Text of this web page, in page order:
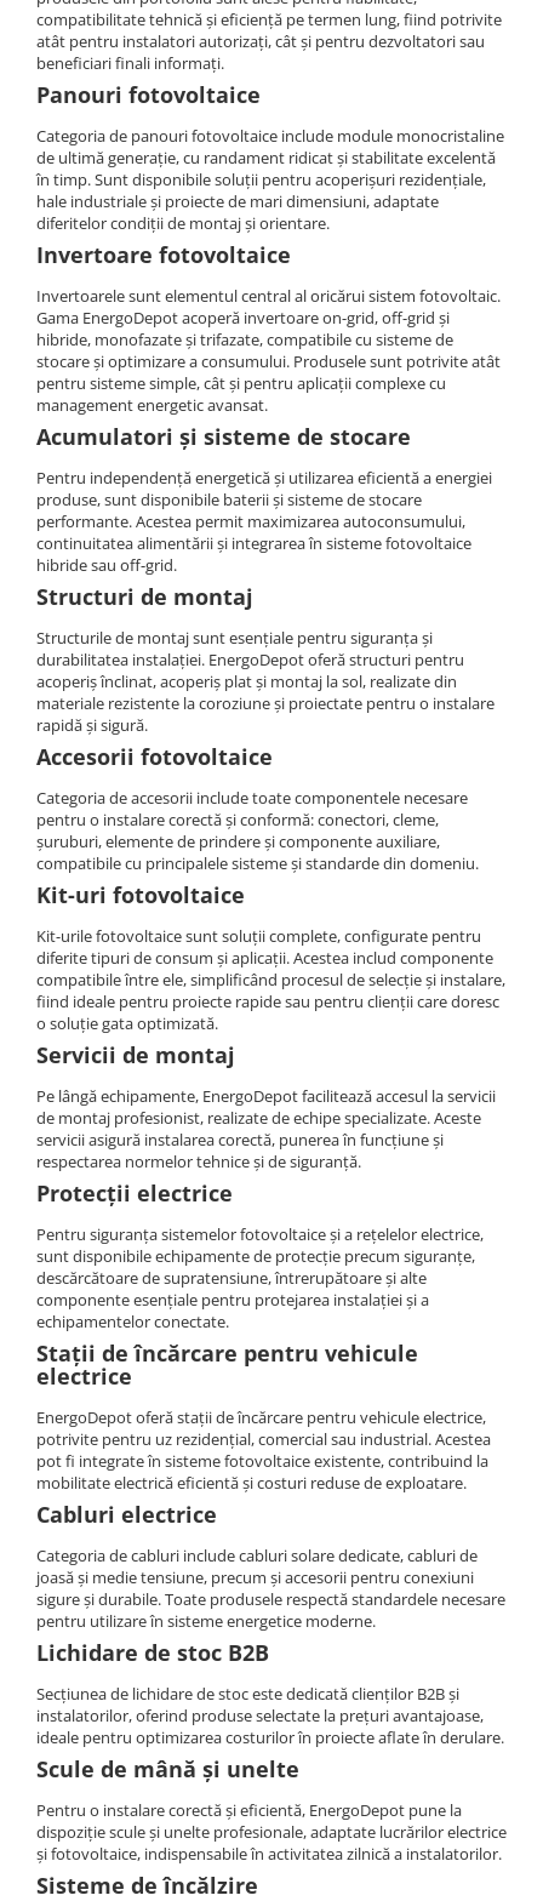
Invertoare on-grid Sungrow
Statii de reincarcare Sungrow
Victron Energy
MPPT
Accesorii Victron
Acumulatori Victron
Invertor Hibrid - Off Grid
Statii de reincarcare Victron
HV
US
SMA
Sungrow
SBH
SBR battery
SBS
Accesorii stocare
Cabluri aluminiu coaxial
bransament
Cabluri aluminiu nearmat
Cabluri aluminiu tip Enel
Cabluri aluminiu torsadat/aerian
Cabluri energie joasa tensiune -
cupru
Cabluri cupru armat
Cabluri cupru coaxial bransament
Cabluri cupru flexibil
Cabluri cupru nearmat
Cabluri cupru rezistente la foc
Cabluri flexibile
Cabluri flexibile plate
Cabluri medie tensiune aluminiu
Cabluri optice
Cabluri semnalizare si control
Cabluri speciale
Conductori flexibili cupru
Conductori rigizi
Conductori rigizi cupru
Cabluri alarma
Cabluri semnalizare incendiu
Cabluri semnalizare si control
ecranate
Cutie ABS modulara
Doze
Doze aparat
Jgheab metalic perforat
Jgheab tip sarma
Tablou metalic
Tablou organizare santier echipat
Tablou organizare santier necablat
Tub flexibil
Tub flexibil dublu perete (corugata)
Tub flexibil metalic
Intrerupatoare automate
AFDD
Intrerupatoare automate de putere
diferentiale
Intrerupatoare automate modulare
Separator sarcina
Separator fuzibil
Separator fuzibil aplicatii
fotovoltaice
Sigurante fuzibile
Aplica LED
Corpuri solare
Corpuri solare decorative
Instalatii sarbatori
Lanterne
Stalpi de iluminat
compatibilitate tehnică și eficiență pe termen lung, fiind potrivite
atât pentru instalatori autorizați, cât și pentru dezvoltatori sau
beneficiari finali informați.
Panouri fotovoltaice
Categoria de panouri fotovoltaice include module monocristaline
de ultimă generație, cu randament ridicat și stabilitate excelentă
în timp. Sunt disponibile soluții pentru acoperișuri rezidențiale,
hale industriale și proiecte de mari dimensiuni, adaptate
diferitelor condiții de montaj și orientare.
Invertoare fotovoltaice
Invertoarele sunt elementul central al oricărui sistem fotovoltaic.
Gama EnergoDepot acoperă invertoare on-grid, off-grid și
hibride, monofazate și trifazate, compatibile cu sisteme de
stocare și optimizare a consumului. Produsele sunt potrivite atât
pentru sisteme simple, cât și pentru aplicații complexe cu
management energetic avansat.
Acumulatori și sisteme de stocare
Pentru independență energetică și utilizarea eficientă a energiei
produse, sunt disponibile baterii și sisteme de stocare
performante. Acestea permit maximizarea autoconsumului,
continuitatea alimentării și integrarea în sisteme fotovoltaice
hibride sau off-grid.
Structuri de montaj
Structurile de montaj sunt esențiale pentru siguranța și
durabilitatea instalației. EnergoDepot oferă structuri pentru
acoperiș înclinat, acoperiș plat și montaj la sol, realizate din
materiale rezistente la coroziune și proiectate pentru o instalare
rapidă și sigură.
Accesorii fotovoltaice
Categoria de accesorii include toate componentele necesare
pentru o instalare corectă și conformă: conectori, cleme,
șuruburi, elemente de prindere și componente auxiliare,
compatibile cu principalele sisteme și standarde din domeniu.
Kit-uri fotovoltaice
Kit-urile fotovoltaice sunt soluții complete, configurate pentru
diferite tipuri de consum și aplicații. Acestea includ componente
compatibile între ele, simplificând procesul de selecție și instalare,
fiind ideale pentru proiecte rapide sau pentru clienții care doresc
o soluție gata optimizată.
Servicii de montaj
Pe lângă echipamente, EnergoDepot facilitează accesul la servicii
de montaj profesionist, realizate de echipe specializate. Aceste
servicii asigură instalarea corectă, punerea în funcțiune și
respectarea normelor tehnice și de siguranță.
Protecții electrice
Pentru siguranța sistemelor fotovoltaice și a rețelelor electrice,
sunt disponibile echipamente de protecție precum siguranțe,
descărcătoare de supratensiune, întrerupătoare și alte
componente esențiale pentru protejarea instalației și a
echipamentelor conectate.
Stații de încărcare pentru vehicule
electrice
EnergoDepot oferă stații de încărcare pentru vehicule electrice,
potrivite pentru uz rezidențial, comercial sau industrial. Acestea
pot fi integrate în sisteme fotovoltaice existente, contribuind la
mobilitate electrică eficientă și costuri reduse de exploatare.
Cabluri electrice
Categoria de cabluri include cabluri solare dedicate, cabluri de
joasă și medie tensiune, precum și accesorii pentru conexiuni
sigure și durabile. Toate produsele respectă standardele necesare
pentru utilizare în sisteme energetice moderne.
Lichidare de stoc B2B
Secțiunea de lichidare de stoc este dedicată clienților B2B și
instalatorilor, oferind produse selectate la prețuri avantajoase,
ideale pentru optimizarea costurilor în proiecte aflate în derulare.
Scule de mână și unelte
Pentru o instalare corectă și eficientă, EnergoDepot pune la
dispoziție scule și unelte profesionale, adaptate lucrărilor electrice
și fotovoltaice, indispensabile în activitatea zilnică a instalatorilor.
Sisteme de încălzire